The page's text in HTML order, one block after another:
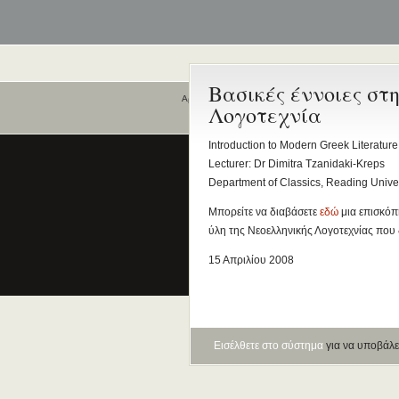
Βασικές έννοιες
Λογοτεχνία
Introduction to Modern Greek Literature
Lecturer: Dr Dimitra Tzanidaki-Kreps
Department of Classics, Reading
Μπορείτε να διαβάσετε εδώ μια
ύλη της Νεοελληνικής Λογοτεχνίας
15 Απριλίου 2008
Εισέλθετε στο σύστημα για να
Αρχική
Ποιοι είναι εδώ
Είναι εδώ αυτή τη στιγμή0 χρήστες
1 επισκέπτης .